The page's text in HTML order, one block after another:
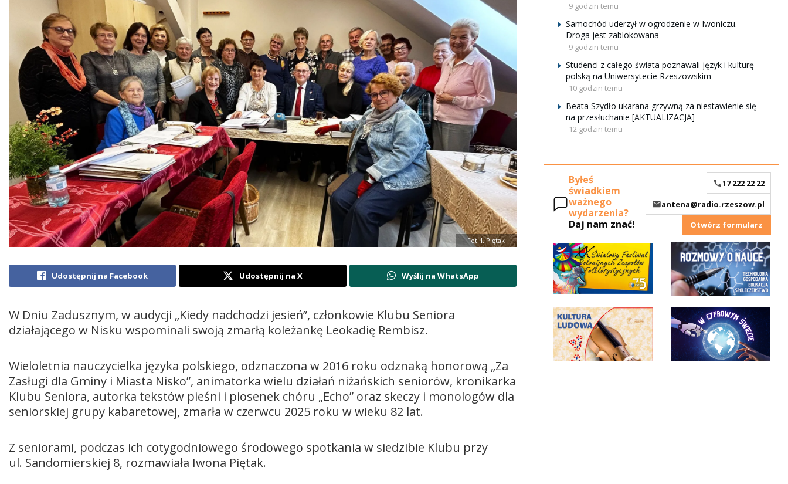
Fot. I. Piętak
Udostępnij na Facebook Udostępnij na X Wyślij na WhatsApp
W Dniu Zadusznym, w audycji „Kiedy nadchodzi jesień”, członkowie Klubu Seniora
działającego w Nisku wspominali swoją zmarłą koleżankę Leokadię Rembisz.
Wieloletnia nauczycielka języka polskiego, odznaczona w 2016 roku odznaką honorową „Za
Zasługi dla Gminy i Miasta Nisko”, animatorka wielu działań niżańskich seniorów, kronikarka
Klubu Seniora, autorka tekstów pieśni i piosenek chóru „Echo” oraz skeczy i monologów dla
seniorskiej grupy kabaretowej, zmarła w czerwcu 2025 roku w wieku 82 lat.
Z seniorami, podczas ich cotygodniowego środowego spotkania w siedzibie Klubu przy
ul. Sandomierskiej 8, rozmawiała Iwona Piętak.
9 godzin temu
Samochód uderzył w ogrodzenie w Iwoniczu.
Droga jest zablokowana
9 godzin temu
Studenci z całego świata poznawali język i kulturę
polską na Uniwersytecie Rzeszowskim
10 godzin temu
Beata Szydło ukarana grzywną za niestawienie się
na przesłuchanie [AKTUALIZACJA]
12 godzin temu
Byłeś
świadkiem
ważnego
wydarzenia?
Daj nam znać!
17 222 22 22
antena@radio.rzeszow.pl
Otwórz formularz